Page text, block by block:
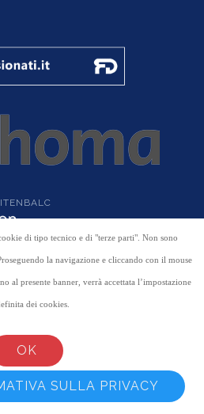
PRIVACY
STRUTTURE IN
di tipo tecnico e di "terze parti". Non sono
la navigazione e cliccando con il mouse
al presente banner, verrà accettata l’impostazione
dei cookies.
OK
SULLA PRIVACY